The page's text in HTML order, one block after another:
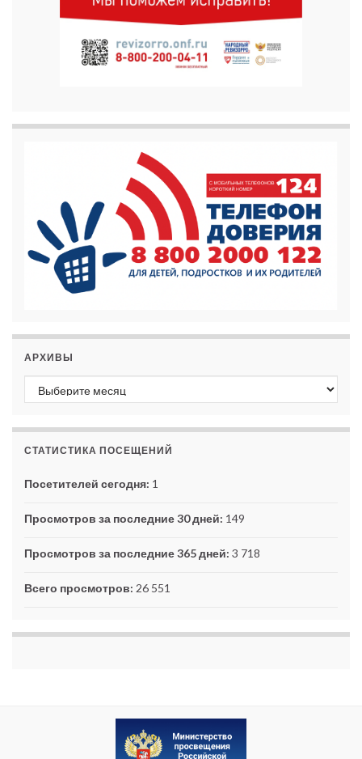
АРХИВЫ
Архивы
СТАТИСТИКА ПОСЕЩЕНИЙ
Посетителей сегодня: 1
Просмотров за последние 30 дней: 149
Просмотров за последние 365 дней: 3 718
Всего просмотров: 26 551